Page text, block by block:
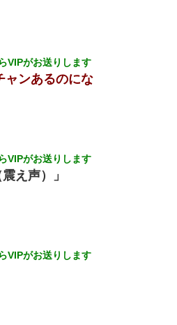
VIPがお送りします
ャンあるのにな
VIPがお送りします
え声）」
VIPがお送りします